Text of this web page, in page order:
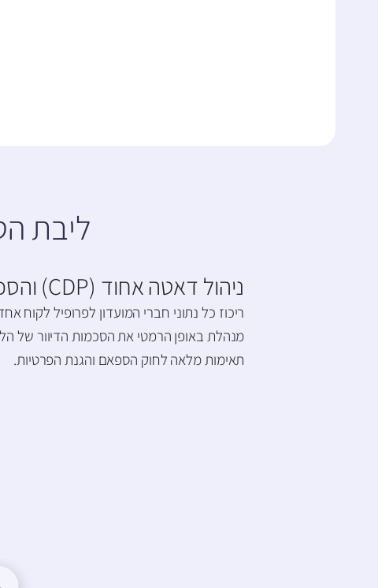
ליבת
ניהול דאטה אחוד (CDP) והסכמות
ריכוז כל נתוני חברי המועדון לפרופיל לקוח
מנהלת באופן הרמטי את הסכמות הדיוור של
תאימות מלאה לחוק הספאם והגנת הפרטיות.